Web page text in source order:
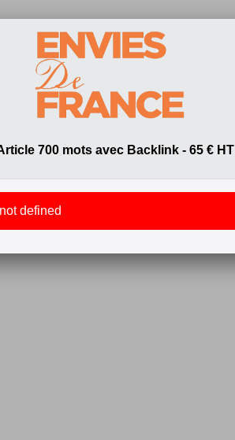
700 mots avec Backlink - 65 € HT
defined